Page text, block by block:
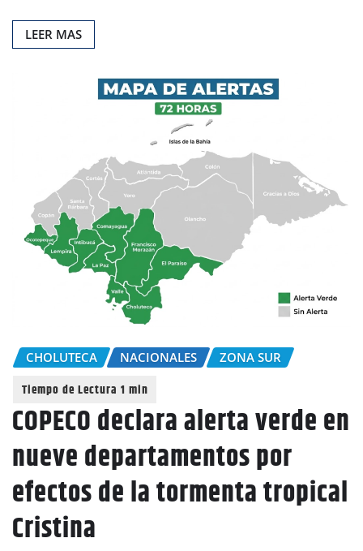
LEER MAS
CHOLUTECA NACIONALES ZONA SUR
COPECO declara alerta verde en
nueve departamentos por
efectos de la tormenta tropical
Cristina